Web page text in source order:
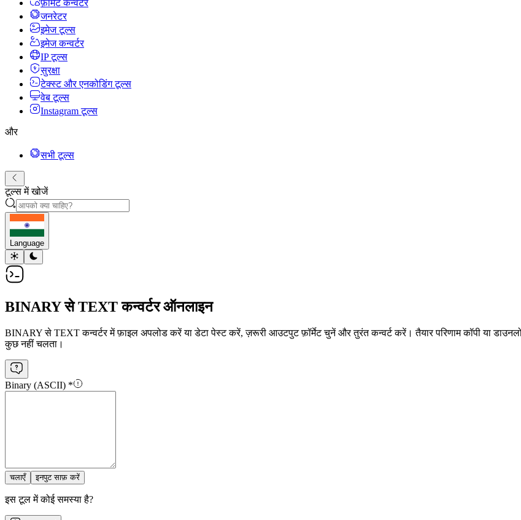
फ़ॉर्मेट कन्वर्टर
जनरेटर
इमेज टूल्स
इमेज कन्वर्टर
IP टूल्स
सुरक्षा
टेक्स्ट और एनकोडिंग टूल्स
वेब टूल्स
Instagram टूल्स
और
सभी टूल्स
टूल्स में खोजें
Language
BINARY से TEXT कन्वर्टर ऑनलाइन
BINARY से TEXT कन्वर्टर में फ़ाइल अपलोड करें या डेटा पेस्ट करें, ज़रूरी आउटपुट फ़ॉर्मेट चुनें और तुरंत कन्वर्ट करें। तैयार परिणाम कॉपी या
कुछ नहीं चलता।
Binary (ASCII) *
चलाएँ इनपुट साफ़ करें
इस टूल में कोई समस्या है?